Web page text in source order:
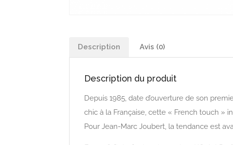
Description Avis (0)
Description du produit
Depuis 1985, date d’ouverture de son
chic à la Française, cette « French touch »
Pour Jean-Marc Joubert, la tendance est